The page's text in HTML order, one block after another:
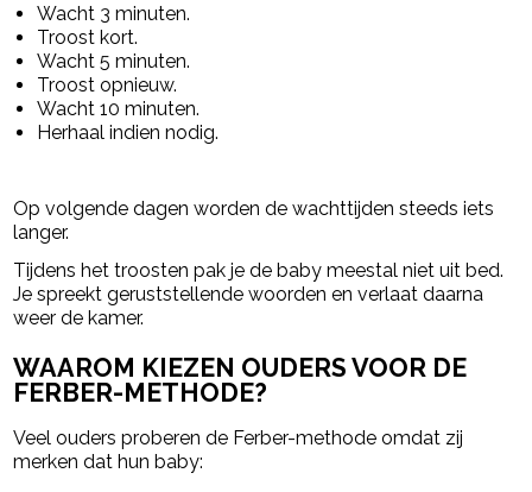
Wacht 3 minuten.
Troost kort.
Wacht 5 minuten.
Troost opnieuw.
Wacht 10 minuten.
Herhaal indien nodig.
Op volgende dagen worden de wachttijden steeds iets
langer.
Tijdens het troosten pak je de baby meestal niet uit bed.
Je spreekt geruststellende woorden en verlaat daarna
weer de kamer.
WAAROM KIEZEN OUDERS VOOR DE
FERBER-METHODE?
Veel ouders proberen de Ferber-methode omdat zij
merken dat hun baby: